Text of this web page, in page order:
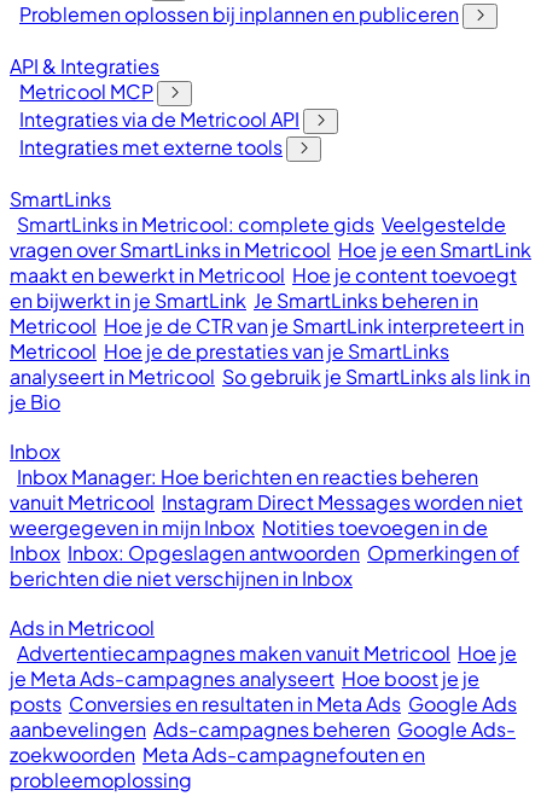
Problemen oplossen bij inplannen en publiceren
API & Integraties
Metricool MCP
Integraties via de Metricool API
Integraties met externe tools
SmartLinks
SmartLinks in Metricool: complete gids Veelgestelde
vragen over SmartLinks in Metricool Hoe je een SmartLink
maakt en bewerkt in Metricool Hoe je content toevoegt
en bijwerkt in je SmartLink Je SmartLinks beheren in
Metricool Hoe je de CTR van je SmartLink interpreteert in
Metricool Hoe je de prestaties van je SmartLinks
analyseert in Metricool So gebruik je SmartLinks als link in
je Bio
Inbox
Inbox Manager: Hoe berichten en reacties beheren
vanuit Metricool Instagram Direct Messages worden niet
weergegeven in mijn Inbox Notities toevoegen in de
Inbox Inbox: Opgeslagen antwoorden Opmerkingen of
berichten die niet verschijnen in Inbox
Ads in Metricool
Advertentiecampagnes maken vanuit Metricool Hoe je
je Meta Ads-campagnes analyseert Hoe boost je je
posts Conversies en resultaten in Meta Ads Google Ads
aanbevelingen Ads-campagnes beheren Google Ads-
zoekwoorden Meta Ads-campagnefouten en
probleemoplossing